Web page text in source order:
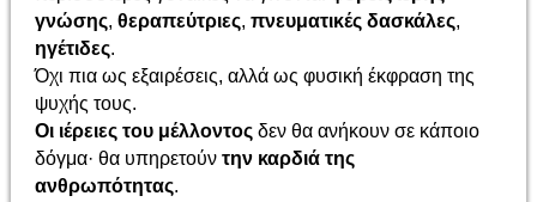
γνώσης,θεραπεύτριες,πνευματικές δασκάλες,
ηγέτιδες.
Όχι πια ως εξαιρέσεις, αλλά ως φυσική έκφραση της
ψυχής τους.
Οι ιέρειες του μέλλοντος δεν θα ανήκουν σε κάποιο
δόγμα· θα υπηρετούντην καρδιά της
ανθρωπότητας.